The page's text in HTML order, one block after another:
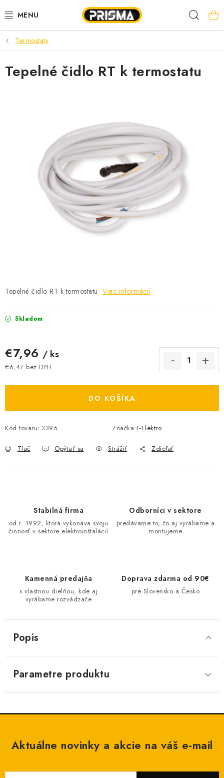
na
OBCHOD
REFERENCIE
B2B SEKCIA
AKCIE
LED PÁSY
KÁBLE A VODIČE
SVORKY, ROZBOČOVAČE A OSTATNÉ
BLESKOZVOD
BATÉRIE A NABÍJAČKY
SVIETIDLÁ A SVETELNÉ ZDROJE
ZÁSUVKY A VYPÍNAČE
Obchodné podmienky
Ochrana osobných údajov
Reklamačný poriadok
Termostaty
Tepelné čidlo RT k termostatu Viac informácií
Skladom
€7,96 / ks
€6,47 bez DPH
DO KOŠÍKA
Kód tovaru: 3395 Značka:F-Elektro
Tlač Opýtať sa Strážiť Zdieľať
Tepelné čidlo RT k termostatu
Stabilná firma
od r. 1992, ktorá vykonáva svoju
činnosť v sektore elektroinštalácií
Odborníci v sektore
predávame to, čo aj vyrábame a
montujeme
Kamenná predajňa
s vlastnou dielňou, kde aj
vyrábame rozvádzače
Doprava zdarma od 90€
pre Slovensko a Česko
Popis
Parametre produktu
Aktuálne novinky a akcie na váš e-mail